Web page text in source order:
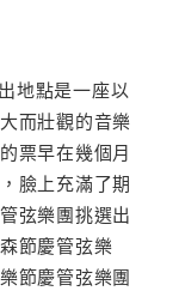
地點是一座以
而壯觀的音樂
票早在幾個月
臉上充滿了期
弦樂團挑選出
節慶管弦樂
節慶管弦樂團